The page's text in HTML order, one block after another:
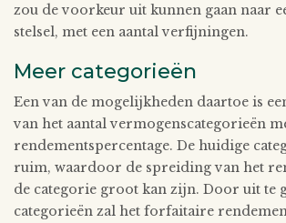
zou de voorkeur uit kunnen gaan naar
stelsel, met een aantal verfijningen.
Meer categorieën
Een van de mogelijkheden daartoe is
van het aantal vermogenscategorieën
rendementspercentage. De huidige
ruim, waardoor de spreiding van het
de categorie groot kan zijn. Door uit te
categorieën zal het forfaitaire